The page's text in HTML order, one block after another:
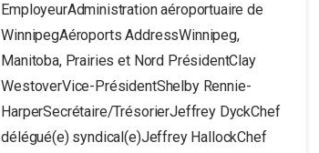
EmployeurAdministration aéroportuaire de
WinnipegAéroports AddressWinnipeg,
Manitoba, Prairies et Nord PrésidentClay
WestoverVice-PrésidentShelby Rennie-
HarperSecrétaire/TrésorierJeffrey DyckChef
délégué(e) syndical(e)Jeffrey HallockChef